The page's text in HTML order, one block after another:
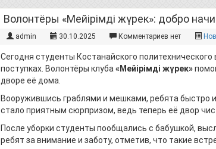
Волонтёры «Мейірімді жүрек»: добро
admin 30.10.2025 Комментариев нет
Сегодня студенты Костанайского
поступках. Волонтёры клуба «Мейірімді жүрек»
дворе её дома.
Вооружившись граблями и мешками, ребята быстро
стало приятным сюрпризом, ведь теперь её двор
После уборки студенты пообщались с бабушкой,
ребят за внимание и заботу, отметив, что такие